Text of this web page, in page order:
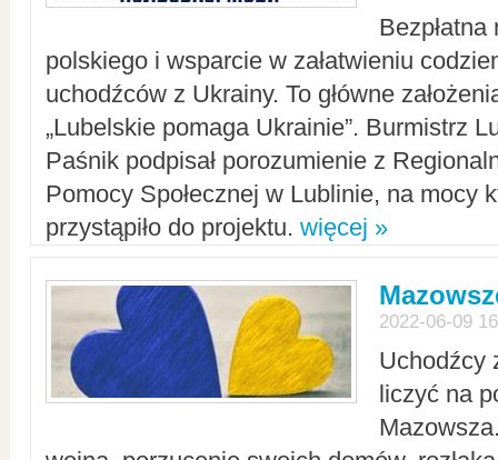
polskiego i wsparcie w załatwieniu
uchodźców z Ukrainy. To główne
„Lubelskie pomaga Ukrainie”. Burmistrz
Paśnik podpisał porozumienie z
Pomocy Społecznej w Lublinie, na mocy
przystąpiło do projektu. więcej »
2022-06-09
Uchodźcy
liczyć na